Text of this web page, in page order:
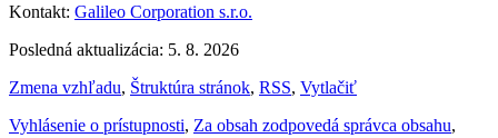
Kontakt: Galileo Corporation s.r.o.
Posledná aktualizácia: 5. 8. 2026
Zmena vzhľadu, Štruktúra stránok, RSS, Vytlačiť
Vyhlásenie o prístupnosti, Za obsah zodpovedá správca obsahu,